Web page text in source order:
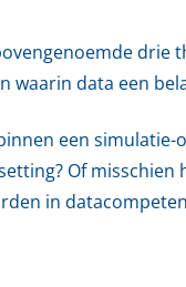
drie
waarin data een
een simulatie-
Of misschien
in